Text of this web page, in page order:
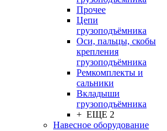
Прочее
Цепи
грузоподъёмника
Оси, пальцы, скобы
крепления
грузоподъёмника
Ремкомплекты и
сальники
Вкладыши
грузоподъёмника
+ ЕЩЕ 2
Навесное оборудование